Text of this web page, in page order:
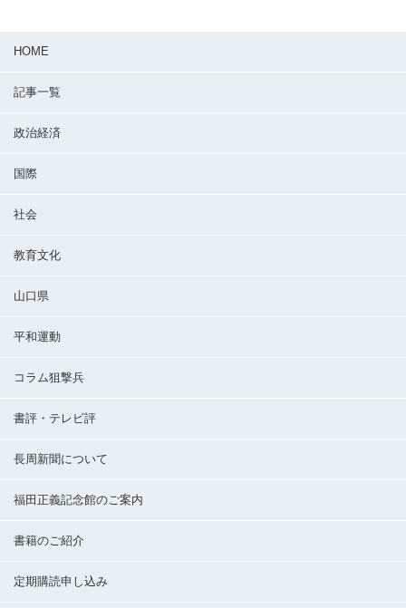
HOME
記事一覧
政治経済
国際
社会
教育文化
山口県
平和運動
コラム狙撃兵
書評・テレビ評
長周新聞について
福田正義記念館のご案内
書籍のご紹介
定期購読申し込み